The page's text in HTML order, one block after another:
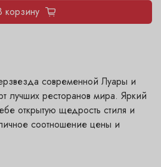
корзину
современной Луары и
лучших ресторанов мира. Яркий
открытую щедрость стиля и
соотношение цены и